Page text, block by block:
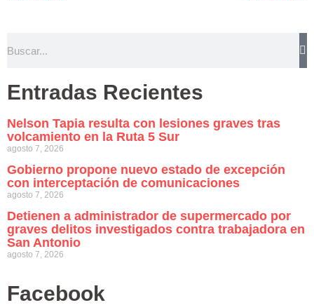
Entradas Recientes
Nelson Tapia resulta con lesiones graves tras
volcamiento en la Ruta 5 Sur
agosto 7, 2026
Gobierno propone nuevo estado de excepción
con interceptación de comunicaciones
agosto 7, 2026
Detienen a administrador de supermercado por
graves delitos investigados contra trabajadora en
San Antonio
agosto 7, 2026
Facebook